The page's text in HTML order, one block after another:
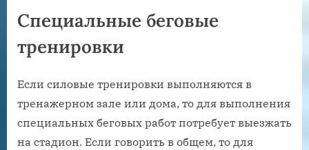
Специальные беговые
тренировки
Если силовые тренировки выполняются в
тренажерном зале или дома, то для выполнения
специальных беговых работ потребует выезжать
на стадион. Если говорить в общем, то для